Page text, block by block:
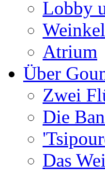
Lobby
Atrium
Über
Zwei
Die
Das